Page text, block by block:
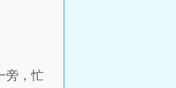
旁，忙